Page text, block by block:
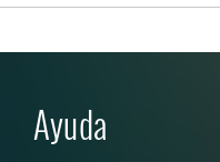
Ayuda